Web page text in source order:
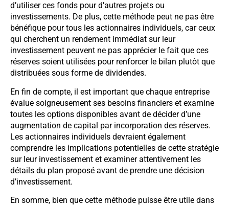
d’utiliser ces fonds pour d’autres projets ou
investissements. De plus, cette méthode peut ne pas être
bénéfique pour tous les actionnaires individuels, car ceux
qui cherchent un rendement immédiat sur leur
investissement peuvent ne pas apprécier le fait que ces
réserves soient utilisées pour renforcer le bilan plutôt que
distribuées sous forme de dividendes.
En fin de compte, il est important que chaque entreprise
évalue soigneusement ses besoins financiers et examine
toutes les options disponibles avant de décider d’une
augmentation de capital par incorporation des réserves.
Les actionnaires individuels devraient également
comprendre les implications potentielles de cette stratégie
sur leur investissement et examiner attentivement les
détails du plan proposé avant de prendre une décision
d’investissement.
En somme, bien que cette méthode puisse être utile dans